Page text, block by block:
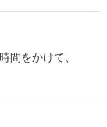
間をかけて、